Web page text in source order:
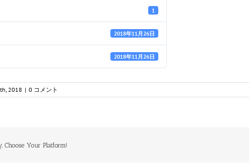
1
2018年11月26日
2018年11月26日
2018 | 0 コメント
Choose Your Platform!